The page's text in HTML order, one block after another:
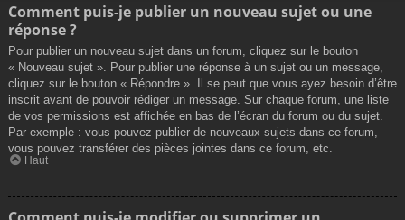
Comment puis-je publier un nouveau sujet ou une
réponse ?
Pour publier un nouveau sujet dans un forum, cliquez sur le bouton
« Nouveau sujet ». Pour publier une réponse à un sujet ou un message,
cliquez sur le bouton « Répondre ». Il se peut que vous ayez besoin d’être
inscrit avant de pouvoir rédiger un message. Sur chaque forum, une liste
de vos permissions est affichée en bas de l’écran du forum ou du sujet.
Par exemple : vous pouvez publier de nouveaux sujets dans ce forum,
vous pouvez transférer des pièces jointes dans ce forum, etc.
Haut